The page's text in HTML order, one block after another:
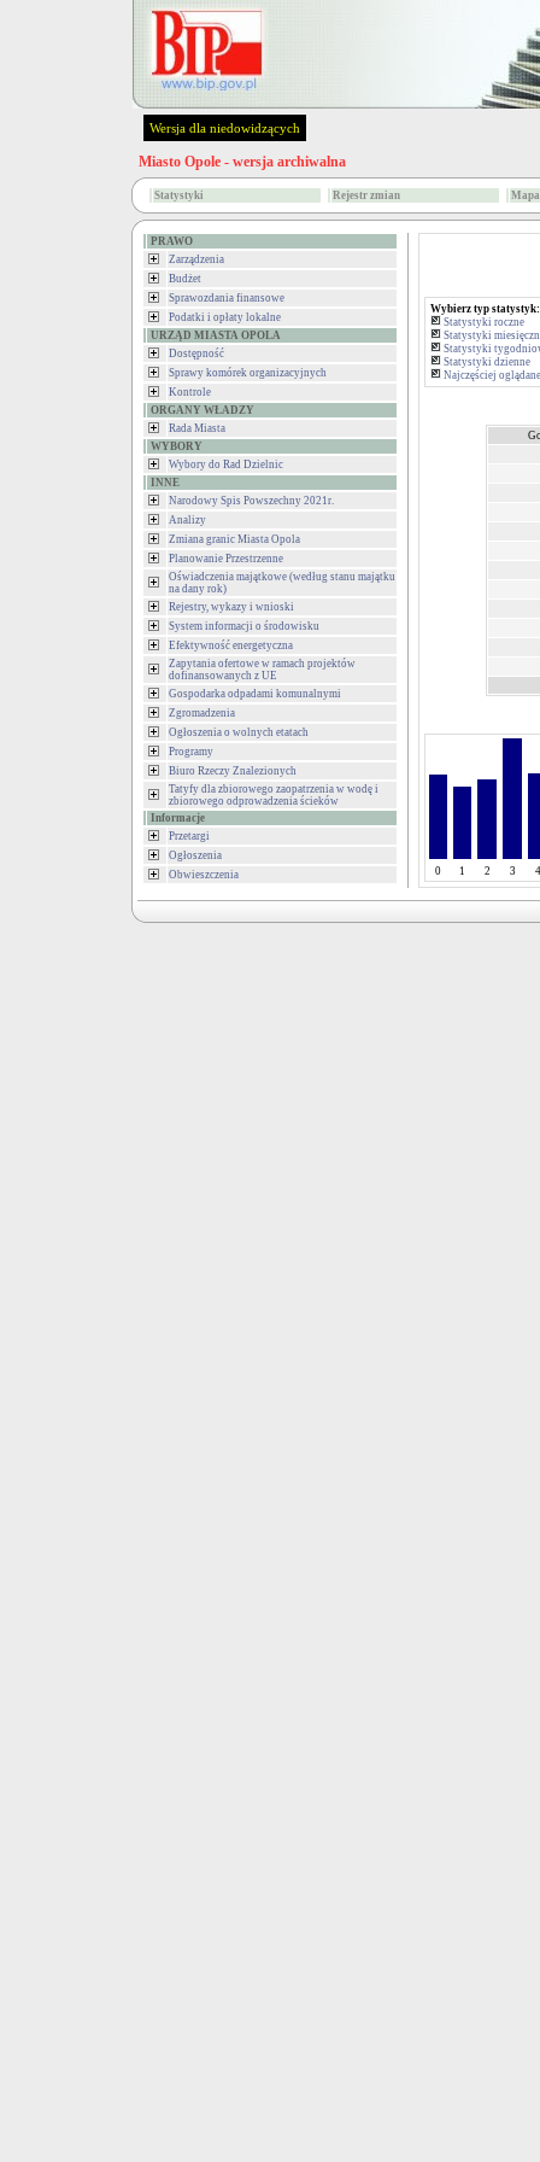
Wersja dla niedowidzących
Miasto Opole - wersja archiwalna
Statystyki Rejestr zmian
PRAWO
Zarządzenia
Budżet
Sprawozdania finansowe
Podatki i opłaty lokalne
URZĄD MIASTA OPOLA
Dostępność
Sprawy komórek organizacyjnych
Kontrole
ORGANY WŁADZY
Rada Miasta
WYBORY
Wybory do Rad Dzielnic
INNE
Narodowy Spis Powszechny 2021r.
Analizy
Zmiana granic Miasta Opola
Planowanie Przestrzenne
Oświadczenia majątkowe (według stanu majątku
na dany rok)
Rejestry, wykazy i wnioski
System informacji o środowisku
Efektywność energetyczna
Zapytania ofertowe w ramach projektów
dofinansowanych z UE
Gospodarka odpadami komunalnymi
Zgromadzenia
Ogłoszenia o wolnych etatach
Programy
Biuro Rzeczy Znalezionych
Tatyfy dla zbiorowego zaopatrzenia w wodę i
zbiorowego odprowadzenia ścieków
Informacje
Przetargi
Ogłoszenia
Obwieszczenia
Wybierz typ statystyk:
Statystyki roczne
Statystyki
Statystyki
Statystyki dzienne
Najczęściej
0 1 2 3 4